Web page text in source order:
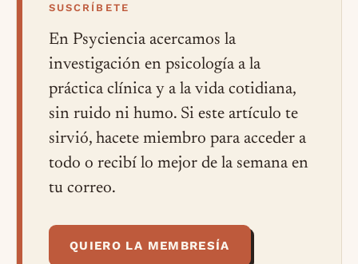
SUSCRÍBETE
En Psyciencia acercamos la
investigación en psicología a la
práctica clínica y a la vida cotidiana,
sin ruido ni humo. Si este artículo te
sirvió, hacete miembro para acceder a
todo o recibí lo mejor de la semana en
tu correo.
QUIERO LA MEMBRESÍA